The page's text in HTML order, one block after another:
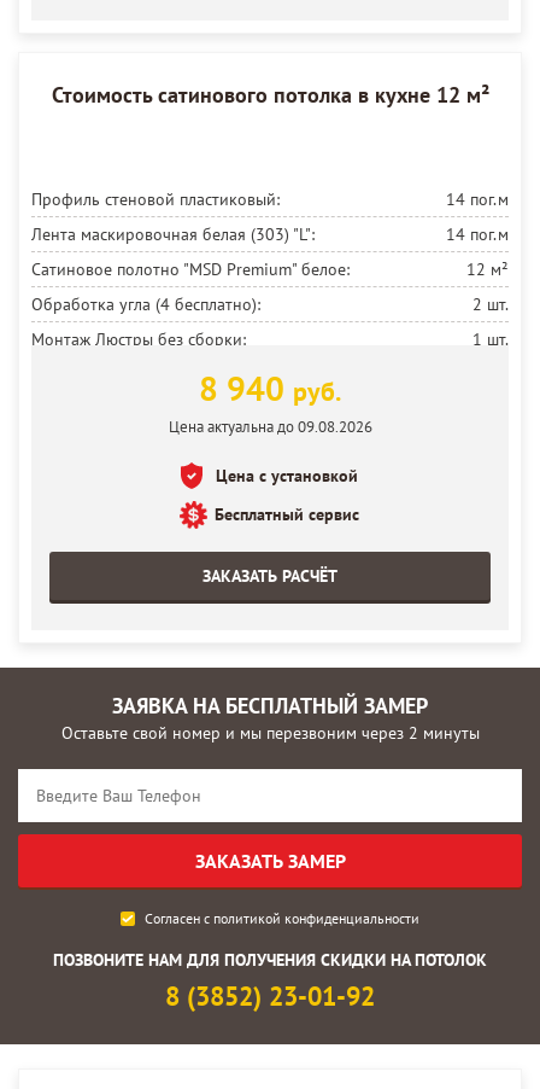
Стоимость сатинового потолка в кухне 12 м²
Профиль стеновой пластиковый:
14 пог.м
Лента маскировочная белая (303) "L":
14 пог.м
Сатиновое полотно "MSD Premium" белое:
12 м²
Обработка угла (4 бесплатно):
2 шт.
Монтаж Люстры без сборки:
1 шт.
8 940 руб.
Цена актуальна до 09.08.2026
Цена с установкой
Бесплатный сервис
ЗАКАЗАТЬ РАСЧЁТ
ЗАЯВКА НА БЕСПЛАТНЫЙ ЗАМЕР
Оставьте свой номер и мы перезвоним через 2 минуты
Согласен с политикой конфиденциальности
ПОЗВОНИТЕ НАМ ДЛЯ ПОЛУЧЕНИЯ СКИДКИ НА ПОТОЛОК
8 (3852) 23-01-92